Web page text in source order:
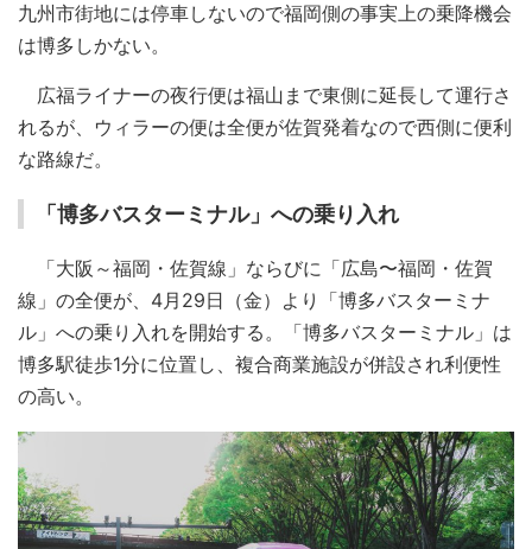
九州市街地には停車しないので福岡側の事実上の乗降機会
は博多しかない。
広福ライナーの夜行便は福山まで東側に延長して運行さ
れるが、ウィラーの便は全便が佐賀発着なので西側に便利
な路線だ。
「博多バスターミナル」への乗り入れ
「大阪～福岡・佐賀線」ならびに「広島〜福岡・佐賀
線」の全便が、4月29日（金）より「博多バスターミナ
ル」への乗り入れを開始する。「博多バスターミナル」は
博多駅徒歩1分に位置し、複合商業施設が併設され利便性
の高い。